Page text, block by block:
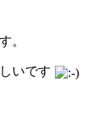
。
いです